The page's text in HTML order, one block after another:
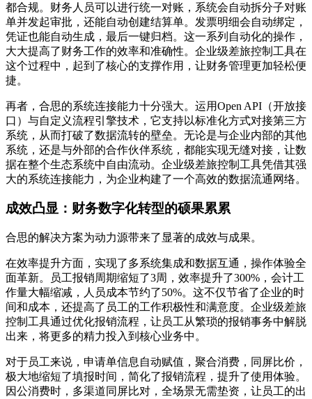
都合规。财务人员可以进行统一对账，系统会自动拆分子对账
单并发起审批，还能自动创建结算单。发票明细会自动绑定，
凭证也能自动生成，最后一键归档。这一系列自动化的操作，
大大提高了财务工作的效率和准确性。企业级差旅控制工具在
这个过程中，起到了核心的支撑作用，让财务管理更加轻松便
捷。
再者，合思的系统连接能力十分强大。运用Open API（开放接
口）与自定义流程引擎技术，它支持以标准化方式对接第三方
系统，从而打破了数据流转的壁垒。无论是与企业内部的其他
系统，还是与外部的合作伙伴系统，都能实现无缝对接，让数
据在整个生态系统中自由流动。企业级差旅控制工具凭借其强
大的系统连接能力，为企业构建了一个高效的数据流通网络。
成效凸显：财务数字化转型的硕果累累
合思的解决方案为动力源带来了显著的成效与成果。
在效率提升方面，实现了多系统集成和数据互通，操作体验全
面革新。员工报销周期缩短了3周，效率提升了300%，会计工
作量大幅缩减，人员成本节约了50%。这不仅节省了企业的时
间和成本，还提高了员工的工作积极性和满意度。企业级差旅
控制工具通过优化报销流程，让员工从繁琐的报销事务中解脱
出来，将更多的精力投入到核心业务中。
对于员工来说，申请单信息自动赋值，聚合消费，同屏比价，
极大地缩短了填报时间，简化了报销流程，提升了使用体验。
因公消费时，多渠道同屏比对，全场景无需垫资，让员工的出